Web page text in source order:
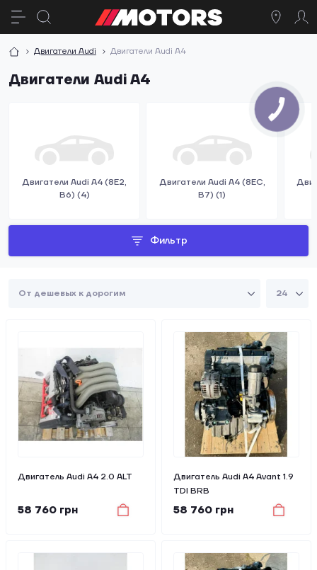
Двигатели Audi Двигатели Audi A4
Двигатели Audi A4
Двигатели Audi A4 (8E2,
B6) (4)
Двигатели Audi A4 (8EC,
B7) (1)
Фильтр
Двигатель Audi A4 2.0 ALT
58 760 грн
Двигатель Audi A4 Avant 1.9
TDI BRB
58 760 грн